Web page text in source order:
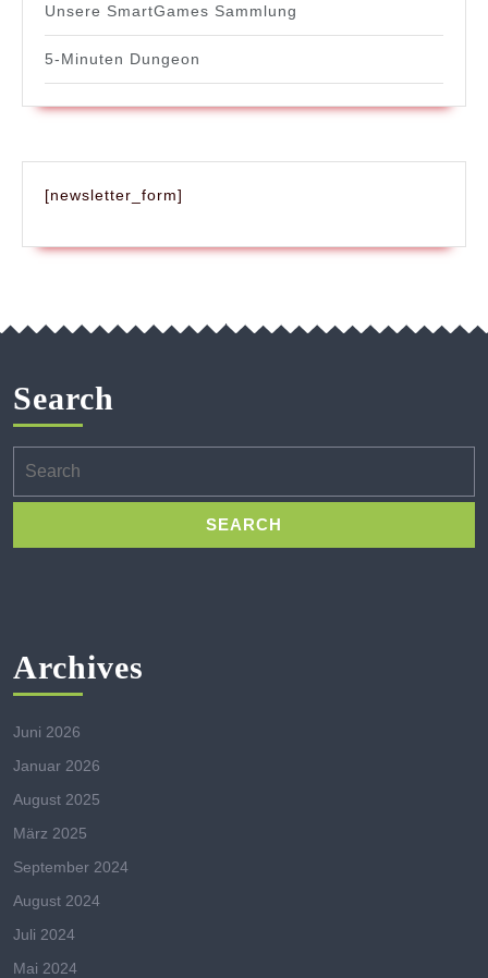
Unsere SmartGames Sammlung
5-Minuten Dungeon
[newsletter_form]
Search
for:
Archives
Juni 2026
Januar 2026
August 2025
März 2025
September 2024
August 2024
Juli 2024
Mai 2024